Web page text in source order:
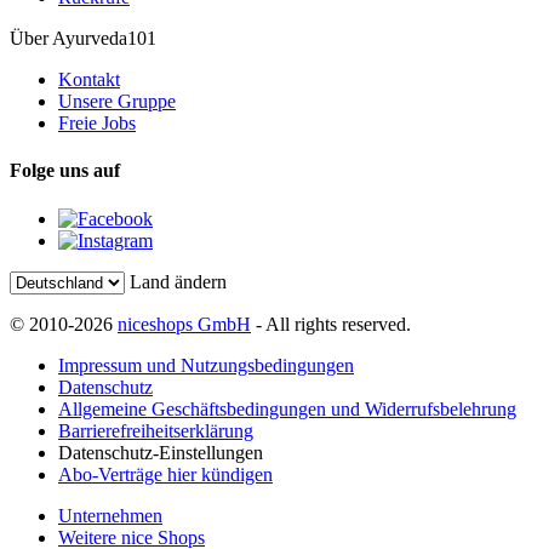
Über Ayurveda101
Kontakt
Unsere Gruppe
Freie Jobs
Folge uns auf
Land ändern
© 2010-2026 niceshops GmbH - All rights reserved.
Impressum und Nutzungsbedingungen
Datenschutz
Allgemeine Geschäftsbedingungen und Widerrufsbelehrung
Barrierefreiheitserklärung
Datenschutz-Einstellungen
Abo-Verträge hier kündigen
Unternehmen
Weitere nice Shops